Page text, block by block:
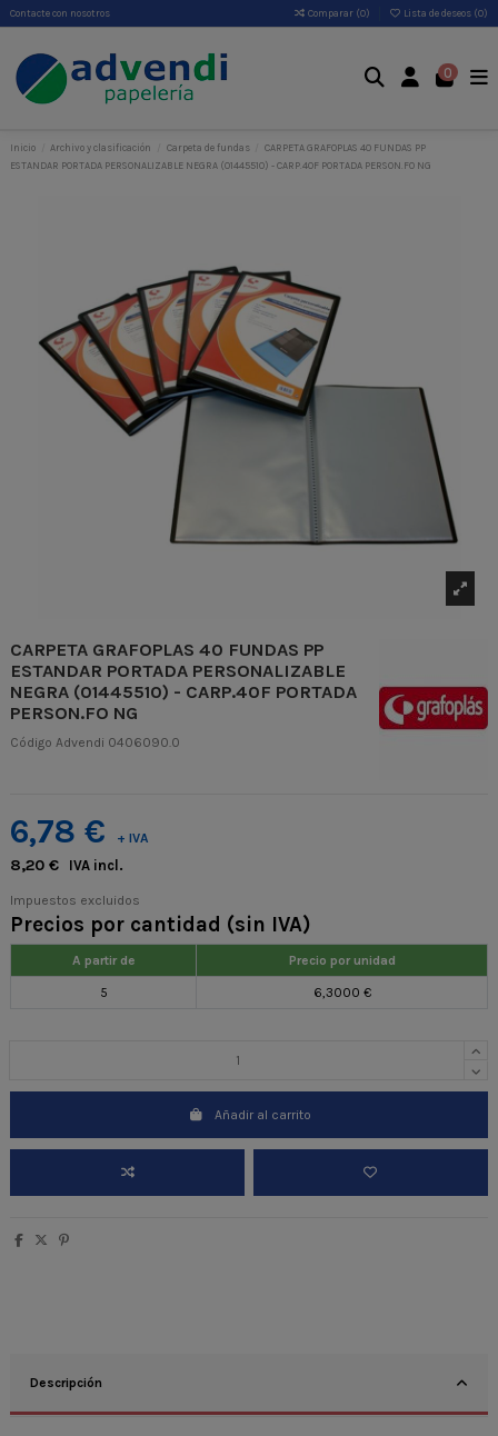
Contacte con nosotros Comparar (0) Lista de deseos (0)
0
Inicio Archivo y clasificación Carpeta de fundas
CARPETA GRAFOPLAS 40 FUNDAS PP
ESTANDAR PORTADA PERSONALIZABLE NEGRA (01445510) - CARP.40F PORTADA PERSON.FO NG
CARPETA GRAFOPLAS 40 FUNDAS PP
ESTANDAR PORTADA PERSONALIZABLE
NEGRA (01445510) - CARP.40F PORTADA
PERSON.FO NG
Código Advendi 0406090.0
6,78 € + IVA
8,20 € IVA incl.
Impuestos excluidos
Precios por cantidad (sin IVA)
A partir de Precio por unidad
5 6,3000 €
Añadir al carrito
Descripción